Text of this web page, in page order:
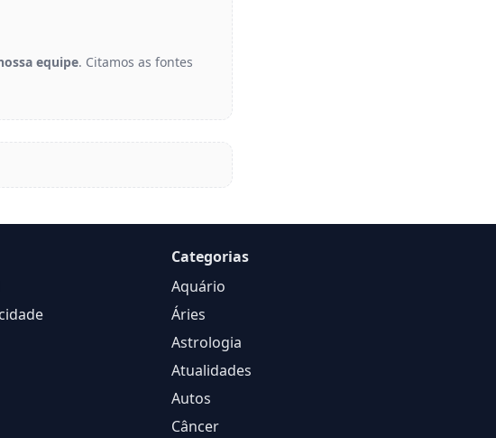
equipe. Citamos as fontes
Categorias
Aquário
Áries
Astrologia
Atualidades
Autos
Câncer